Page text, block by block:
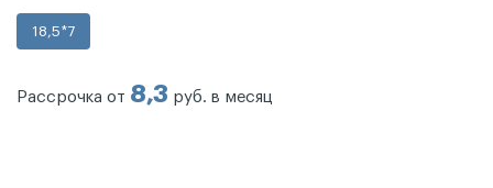
18,5*7
Рассрочка от 8,3 руб. в месяц